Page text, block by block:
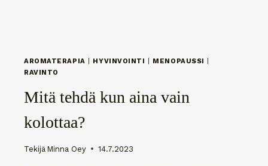
AROMATERAPIA HYVINVOINTI MENOPAUSSI
RAVINTO
Mitä tehdä kun aina vain
kolottaa?
Tekijä Minna Oey 14.7.2023